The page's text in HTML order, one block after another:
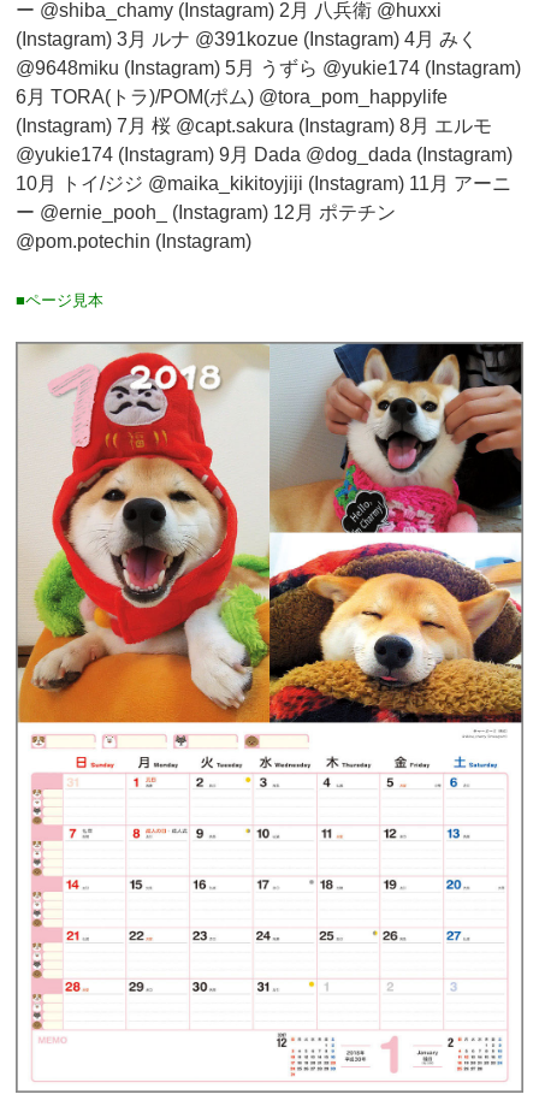
ー @shiba_chamy (Instagram) 2月 八兵衛 @huxxi
(Instagram) 3月 ルナ @391kozue (Instagram) 4月 みく
@9648miku (Instagram) 5月 うずら @yukie174 (Instagram)
6月 TORA(トラ)/POM(ポム) @tora_pom_happylife
(Instagram) 7月 桜 @capt.sakura (Instagram) 8月 エルモ
@yukie174 (Instagram) 9月 Dada @dog_dada (Instagram)
10月 トイ/ジジ @maika_kikitoyjiji (Instagram) 11月 アーニ
ー @ernie_pooh_ (Instagram) 12月 ポテチン
@pom.potechin (Instagram)
■ページ見本